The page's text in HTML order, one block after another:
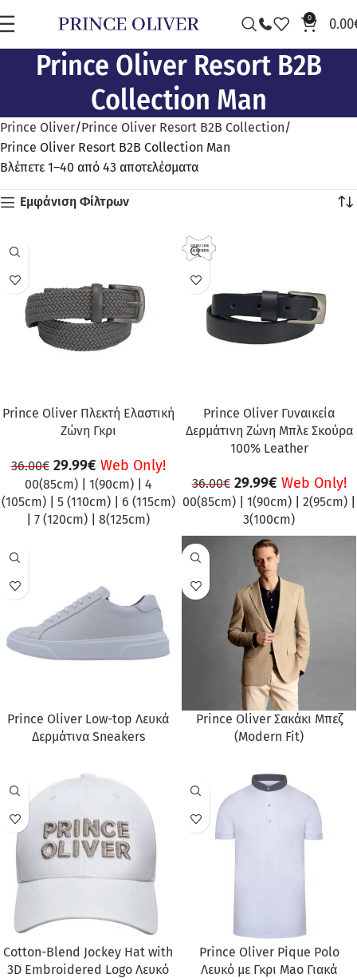
0 0.00
Prince Oliver Resort B2B
Collection Man
Prince Oliver Prince Oliver Resort B2B Collection
Prince Oliver Resort B2B Collection Man
Βλέπετε 1–40 από 43 αποτελέσματα
Εμφάνιση Φίλτρων
Prince Oliver Πλεκτή Ελαστική
Ζώνη Γκρι
36.00€ 29.99€ Web Only!
00(85cm)| 1(90cm)| 4
(105cm)| 5 (110cm)| 6 (115cm)
7 (120cm) 8(125cm)
Prince Oliver Γυναικεία
Δερμάτινη Ζώνη Μπλε Σκούρα
100% Leather
36.00€ 29.99€ Web Only!
00(85cm) 1(90cm) 2(95cm)
3(100cm)
Prince Oliver Low-top Λευκά
Δερμάτινα Sneakers
Prince Oliver Σακάκι Μπεζ
(Modern Fit)
Cotton-Blend Jockey Hat with
3D Embroidered Logo Λευκό
Prince Oliver Pique Polo
Λευκό με Γκρι Mao Γιακά